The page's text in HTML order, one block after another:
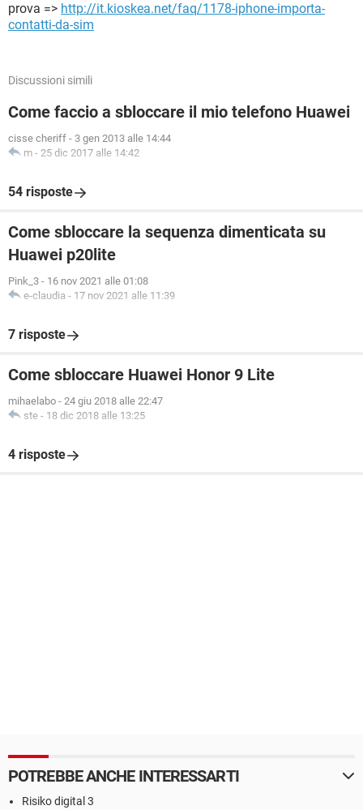
prova => http://it.kioskea.net/faq/1178-iphone-importa-
contatti-da-sim
Discussioni simili
Come faccio a sbloccare il mio telefono Huawei
cisse cheriff - 3 gen 2013 alle 14:44
m - 25 dic 2017 alle 14:42
54 risposte
Come sbloccare la sequenza dimenticata su
Huawei p20lite
Pink_3 - 16 nov 2021 alle 01:08
e-claudia - 17 nov 2021 alle 11:39
7 risposte
Come sbloccare Huawei Honor 9 Lite
mihaelabo - 24 giu 2018 alle 22:47
ste - 18 dic 2018 alle 13:25
4 risposte
POTREBBE ANCHE INTERESSARTI
Risiko digital 3